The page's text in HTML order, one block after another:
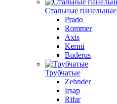
Стальные панельные
Prado
Rommer
Axis
Kermi
Buderus
Трубчатые
Zehnder
Irsap
Rifar